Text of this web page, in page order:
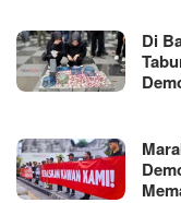
Di